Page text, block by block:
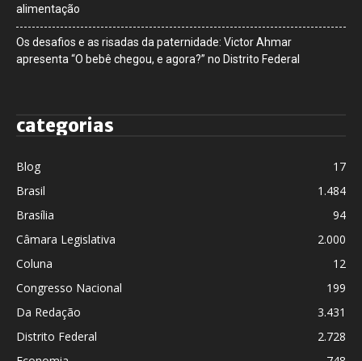
alimentação
Os desafios e as risadas da paternidade: Victor Ahmar
apresenta “O bebê chegou, e agora?” no Distrito Federal
categorias
Blog
17
Brasil
1.484
Brasília
94
Câmara Legislativa
2.000
Coluna
12
Congresso Nacional
199
Da Redação
3.431
Distrito Federal
2.728